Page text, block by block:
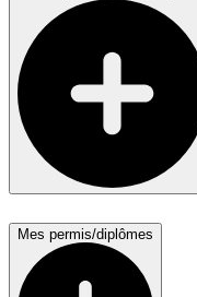
Mes permis/diplômes